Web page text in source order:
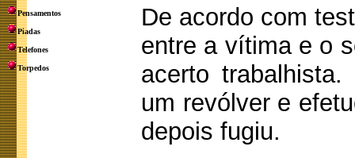
Pensamentos
Piadas
Telefones
Torpedos
De acordo com
entre a vítima e o
acerto
um revólver e
depois fugiu.